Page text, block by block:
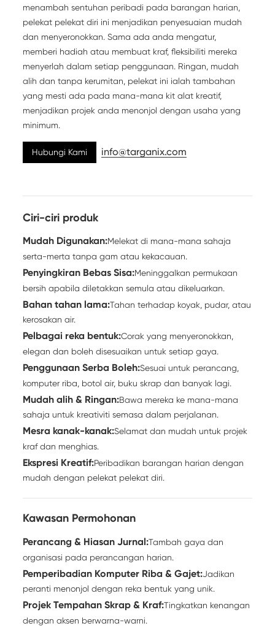
menambah sentuhan peribadi pada barangan harian,
pelekat pelekat diri ini menjadikan penyesuaian mudah
dan menyeronokkan. Sama ada anda mengatur,
memberi hadiah atau membuat kraf, fleksibiliti mereka
menyerlah dalam setiap penggunaan. Ringan, mudah
alih dan tanpa kerumitan, pelekat ini ialah tambahan
yang mesti ada pada mana-mana kit alat kreatif,
menjadikan projek anda menonjol dengan usaha yang
minimum.
Hubungi Kami info@targanix.com
Ciri-ciri produk
Mudah Digunakan:Melekat di mana-mana sahaja
serta-merta tanpa gam atau kekacauan.
Penyingkiran Bebas Sisa:Meninggalkan permukaan
bersih apabila diletakkan semula atau dikeluarkan.
Bahan tahan lama:Tahan terhadap koyak, pudar, atau
kerosakan air.
Pelbagai reka bentuk:Corak yang menyeronokkan,
elegan dan boleh disesuaikan untuk setiap gaya.
Penggunaan Serba Boleh:Sesuai untuk perancang,
komputer riba, botol air, buku skrap dan banyak lagi.
Mudah alih & Ringan:Bawa mereka ke mana-mana
sahaja untuk kreativiti semasa dalam perjalanan.
Mesra kanak-kanak:Selamat dan mudah untuk projek
kraf dan menghias.
Ekspresi Kreatif:Peribadikan barangan harian dengan
mudah dengan pelekat pelekat diri.
Kawasan Permohonan
Perancang & Hiasan Jurnal:Tambah gaya dan
organisasi pada perancangan harian.
Pemperibadian Komputer Riba & Gajet:Jadikan
peranti menonjol dengan reka bentuk yang unik.
Projek Tempahan Skrap & Kraf:Tingkatkan kenangan
dengan aksen berwarna-warni.